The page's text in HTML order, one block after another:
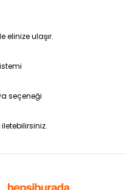
elinize ulaşır.
seçeneği